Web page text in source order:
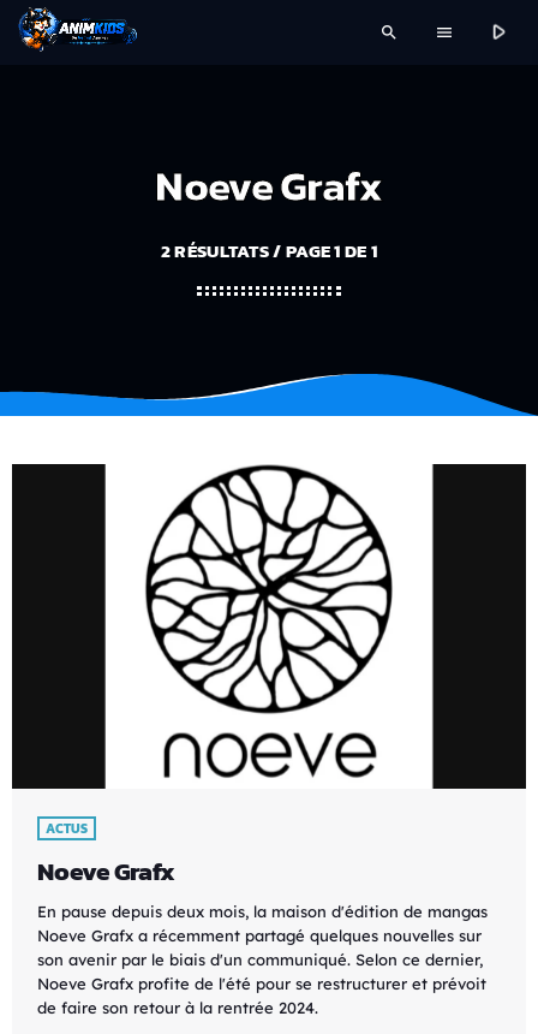
search menu play_arrow
Noeve Grafx
2 RÉSULTATS / PAGE 1 DE 1
ACTUS
Noeve Grafx
En pause depuis deux mois, la maison d'édition de mangas
Noeve Grafx a récemment partagé quelques nouvelles sur
son avenir par le biais d'un communiqué. Selon ce dernier,
Noeve Grafx profite de l'été pour se restructurer et prévoit
de faire son retour à la rentrée 2024.